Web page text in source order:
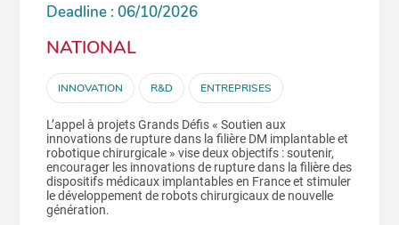
Deadline : 06/10/2026
NATIONAL
INNOVATION R&D ENTREPRISES
L’appel à projets Grands Défis « Soutien aux
innovations de rupture dans la filière DM implantable et
robotique chirurgicale » vise deux objectifs : soutenir,
encourager les innovations de rupture dans la filière des
dispositifs médicaux implantables en France et stimuler
le développement de robots chirurgicaux de nouvelle
génération.